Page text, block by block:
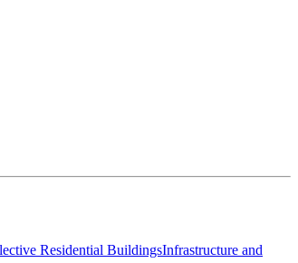
Residential BuildingsInfrastructure and